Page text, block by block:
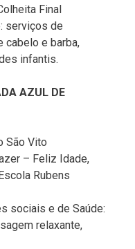
Final
serviços de
cabelo e barba,
infantis.
AZUL DE
São Vito
– Feliz Idade,
Rubens
sociais e de Saúde:
relaxante,